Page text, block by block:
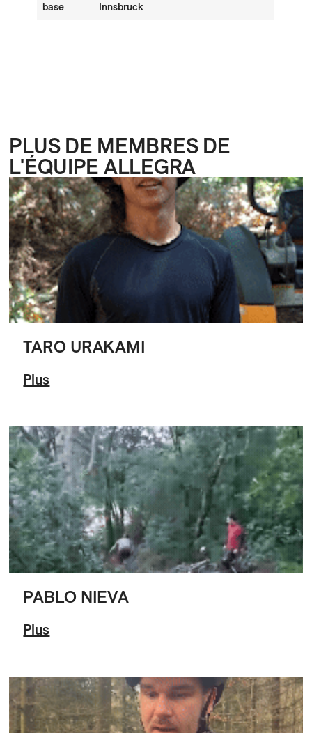
base
Innsbruck
PLUS DE MEMBRES DE
L'ÉQUIPE ALLEGRA
TARO URAKAMI
Plus
PABLO NIEVA
Plus